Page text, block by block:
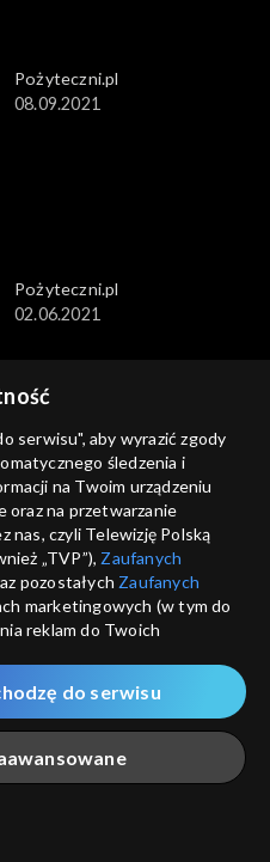
Pożyteczni.pl
08.09.2021
Pożyteczni.pl
02.06.2021
Pożyteczni.pl
05.05.2021
Pożyteczni.pl
19.04.2021
serwisu", aby wyrazić zgody
śledzenia i
na Twoim urządzeniu
oraz na przetwarzanie
nas, czyli Telewizję Polską
„TVP”), Zaufanych
pozostałych Zaufanych
marketingowych (w tym do
reklam do Twoich
zgody na udostępnianie
Google.
odwiedzania przez
serwisówzwanych dalej
za pomocą
do serwisu